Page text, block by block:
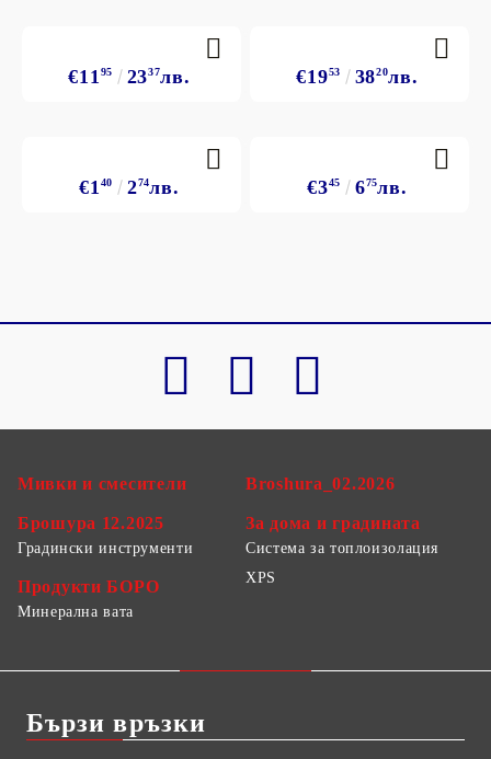
€11 95 2337лв. €1953 3820лв.
€1 40 274лв. €345 675лв.
Мивки и смесители
Брошура 12.2025
Broshura_02.2026
За дома и градината
Градински инструменти
Продукти БОРО
Система за топлоизолация
XPS
Минерална вата
Бързи връзки